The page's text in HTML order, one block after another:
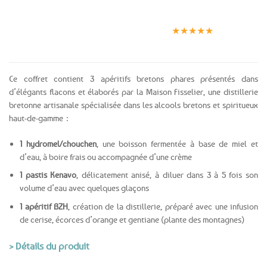
★★★★★
Ce coffret contient 3 apéritifs bretons phares présentés dans
d’élégants flacons et élaborés par la Maison Fisselier, une distillerie
bretonne artisanale spécialisée dans les alcools bretons et spiritueux
haut-de-gamme :
1 hydromel/chouchen, une boisson fermentée à base de miel et
d’eau, à boire frais ou accompagnée d’une crème
1 pastis Kenavo , délicatement anisé, à diluer dans 3 à 5 fois son
volume d’eau avec quelques glaçons
1 apéritif BZH , création de la distillerie, préparé avec une infusion
de cerise, écorces d’orange et gentiane (plante des montagnes)
> Détails du produit